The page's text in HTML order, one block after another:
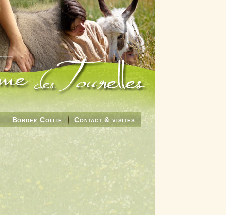
Border Collie Contact & visites